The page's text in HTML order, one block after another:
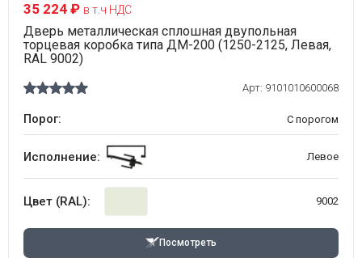
35 224 ₽ в т.ч НДС
Дверь металлическая сплошная двупольная
торцевая коробка типа ДМ-200 (1250-2125, Левая,
RAL 9002)
Арт: 9101010600068
Порог: С порогом
Исполнение: Левое
Цвет (RAL): 9002
Посмотреть